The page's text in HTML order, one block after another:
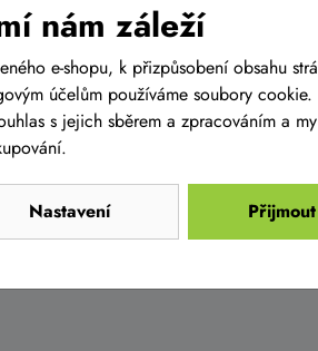
nám záleží
e-shopu, k přizpůsobení obsahu
účelům používáme soubory
s jejich sběrem a zpracováním a
Nastavení